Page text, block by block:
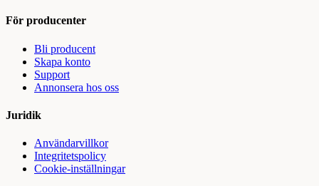
För producenter
Bli producent
Skapa konto
Support
Annonsera hos oss
Juridik
Användarvillkor
Integritetspolicy
Cookie-inställningar